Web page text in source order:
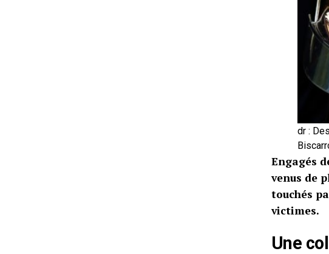
dr :
Engagés
venus de
touchés
victimes.
Une